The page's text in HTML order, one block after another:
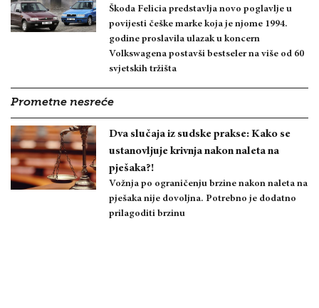
Škoda Felicia predstavlja novo poglavlje u
povijesti češke marke koja je njome 1994.
godine proslavila ulazak u koncern
Volkswagena postavši bestseler na više od 60
svjetskih tržišta
Prometne nesreće
Dva slučaja iz sudske prakse: Kako se
ustanovljuje krivnja nakon naleta na
pješaka?!
Vožnja po ograničenju brzine nakon naleta na
pješaka nije dovoljna. Potrebno je dodatno
prilagoditi brzinu